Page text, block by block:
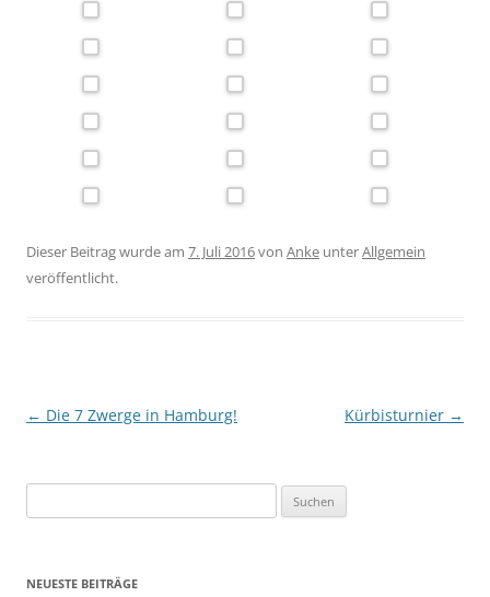
Dieser Beitrag wurde am 7. Juli 2016von Anke unterAllgemein
veröffentlicht.
Beitrags-
← Die 7 Zwerge in Hamburg! Kürbisturnier →
nach:
NEUESTE BEITRÄGE